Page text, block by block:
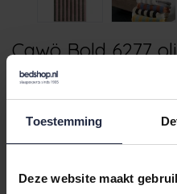
Toestemming
Deze website maakt
Cawö Bold 6277
50x100
€17,95